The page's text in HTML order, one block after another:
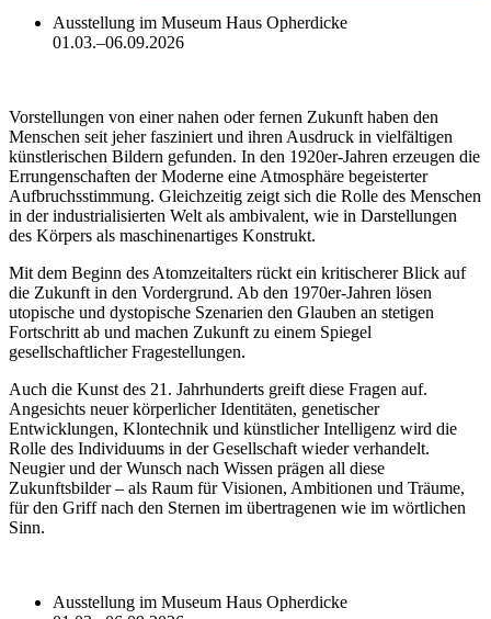
Ausstellung im Museum Haus Opherdicke
01.03.–06.09.2026
Vorstellungen von einer nahen oder fernen Zukunft haben den
Menschen seit jeher fasziniert und ihren Ausdruck in vielfältigen
künstlerischen Bildern gefunden. In den 1920er-Jahren erzeugen die
Errungenschaften der Moderne eine Atmosphäre begeisterter
Aufbruchsstimmung. Gleichzeitig zeigt sich die Rolle des Menschen
in der industrialisierten Welt als ambivalent, wie in Darstellungen
des Körpers als maschinenartiges Konstrukt.
Mit dem Beginn des Atomzeitalters rückt ein kritischerer Blick auf
die Zukunft in den Vordergrund. Ab den 1970er-Jahren lösen
utopische und dystopische Szenarien den Glauben an stetigen
Fortschritt ab und machen Zukunft zu einem Spiegel
gesellschaftlicher Fragestellungen.
Auch die Kunst des 21. Jahrhunderts greift diese Fragen auf.
Angesichts neuer körperlicher Identitäten, genetischer
Entwicklungen, Klontechnik und künstlicher Intelligenz wird die
Rolle des Individuums in der Gesellschaft wieder verhandelt.
Neugier und der Wunsch nach Wissen prägen all diese
Zukunftsbilder – als Raum für Visionen, Ambitionen und Träume,
für den Griff nach den Sternen im übertragenen wie im wörtlichen
Sinn.
Ausstellung im Museum Haus Opherdicke